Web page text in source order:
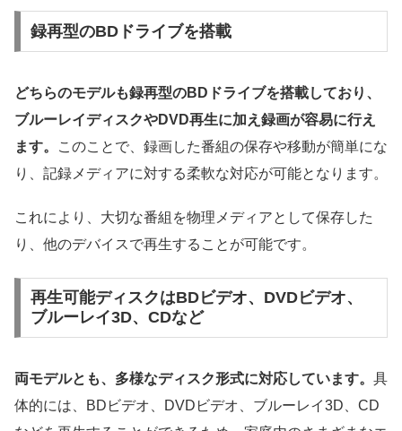
録再型のBDドライブを搭載
どちらのモデルも録再型のBDドライブを搭載しており、
ブルーレイディスクやDVD再生に加え録画が容易に行え
ます。
このことで、録画した番組の保存や移動が簡単にな
り、記録メディアに対する柔軟な対応が可能となります。
これにより、大切な番組を物理メディアとして保存した
り、他のデバイスで再生することが可能です。
再生可能ディスクはBDビデオ、DVDビデオ、
ブルーレイ3D、CDなど
両モデルとも、多様なディスク形式に対応しています。 具
体的には、BDビデオ、DVDビデオ、ブルーレイ3D、CD